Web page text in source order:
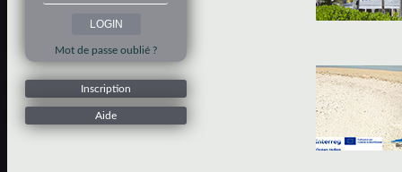
Mot de passe oublié ?
Inscription
Aide